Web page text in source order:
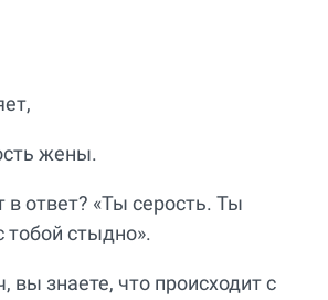
жены.
ответ? «Ты серость. Ты
стыдно».
вы знаете, что происходит с